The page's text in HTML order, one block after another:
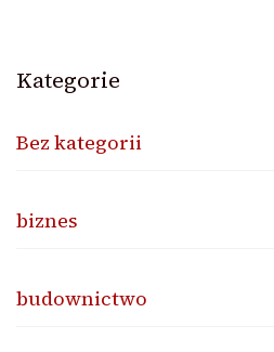
Kategorie
Bez kategorii
biznes
budownictwo